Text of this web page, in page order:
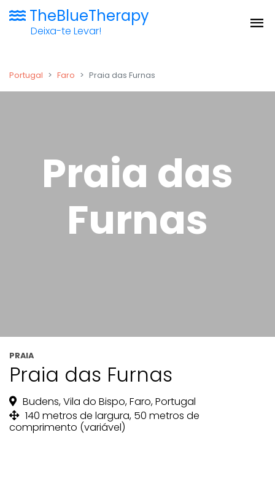
TheBlueTherapy
Deixa-te Levar!
Portugal Faro Praia das Furnas
Praia das
Furnas
PRAIA
Praia das Furnas
Budens, Vila do Bispo, Faro, Portugal
140 metros de largura, 50 metros de
comprimento (variável)